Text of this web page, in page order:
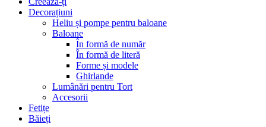
Decorațiuni
Heliu și pompe pentru baloane
Baloane
În formă de număr
În formă de literă
Forme și modele
Ghirlande
Lumânări pentru Tort
Accesorii
Fetițe
Băieți